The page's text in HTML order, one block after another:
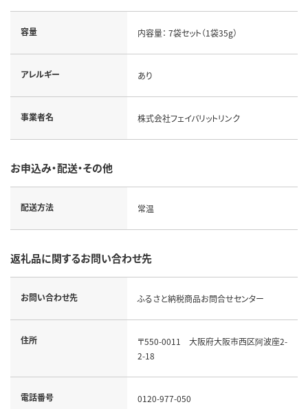
容量 内容量： 7袋セット（1袋35g）
アレルギー あり
事業者名 株式会社フェイバリットリンク
お申込み・配送・その他
配送方法 常温
返礼品に関するお問い合わせ先
お問い合わせ先 ふるさと納税商品お問合せセンター
住所
〒550-0011 大阪府大阪市西区阿波座2-
2-18
電話番号 0120-977-050